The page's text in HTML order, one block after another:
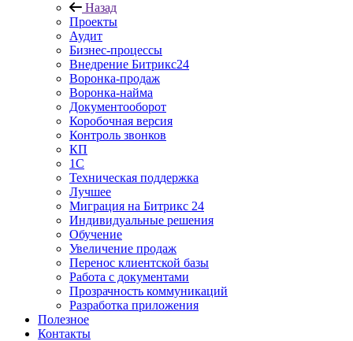
Назад
Проекты
Аудит
Бизнес-процессы
Внедрение Битрикс24
Воронка-продаж
Воронка-найма
Документооборот
Коробочная версия
Контроль звонков
КП
1С
Техническая поддержка
Лучшее
Миграция на Битрикс 24
Индивидуальные решения
Обучение
Увеличение продаж
Перенос клиентской базы
Работа с документами
Прозрачность коммуникаций
Разработка приложения
Полезное
Контакты